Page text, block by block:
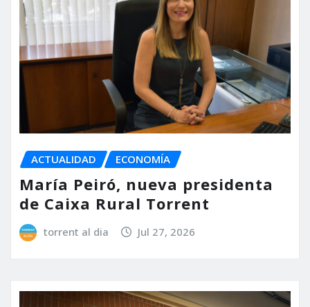
ACTUALIDAD ECONOMÍA
María Peiró, nueva presidenta
de Caixa Rural Torrent
torrent al dia Jul 27, 2026